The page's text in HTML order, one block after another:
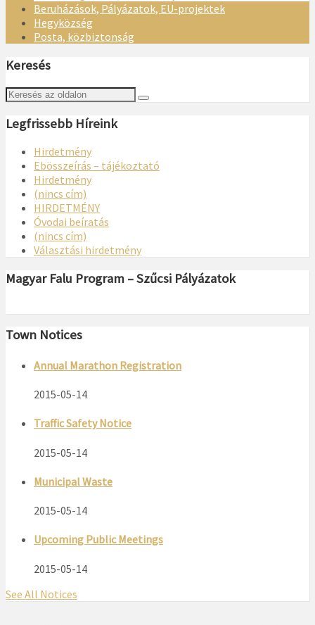
Beruházások, Pályázatok, EU-projektek
Hegyközség
Posta, közbiztonság
Keresés
Legfrissebb Híreink
Hirdetmény
Ebösszeírás – tájékoztató
Hirdetmény
(nincs cím)
HIRDETMÉNY
Óvodai beíratás
(nincs cím)
Választási hirdetmény
Magyar Falu Program – Szűcsi Pályázatok
Town Notices
Annual Marathon Registration
2015-05-14
Traffic Safety Notice
2015-05-14
Municipal Waste
2015-05-14
Upcoming Public Meetings
2015-05-14
See All Notices